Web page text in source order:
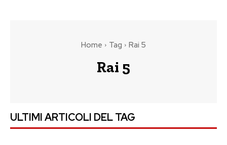
Home Tag Rai 5
Rai 5
ULTIMI ARTICOLI DEL TAG